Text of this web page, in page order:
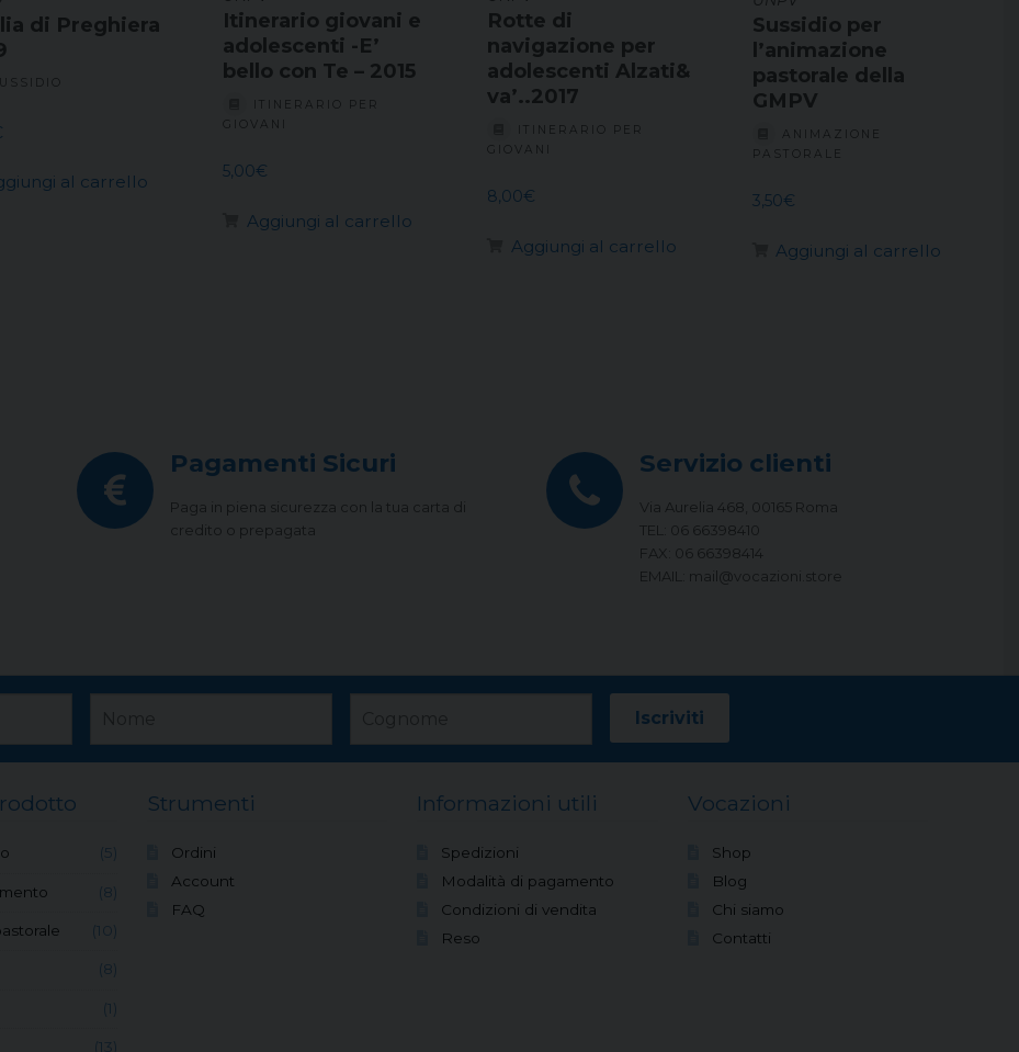
di Preghiera
al carrello
Itinerario giovani e
adolescenti -E’
bello con Te – 2015
ITINERARIO PER
GIOVANI
5,00€
Aggiungi al carrello
Rotte di
navigazione per
adolescenti Alzati&
va’..2017
ITINERARIO PER
GIOVANI
8,00€
Aggiungi al carrello
Sussidio per
l’animazione
pastorale della
GMPV
ANIMAZIONE
PASTORALE
3,50€
Aggiungi al carrello
Pagamenti Sicuri
Paga in piena sicurezza con la tua carta di
credito o prepagata
Servizio clienti
Via Aurelia 468, 00165 Roma
TEL: 06 66398410
FAX: 06 66398414
EMAIL: mail@vocazioni.store
(5)
(8)
(10)
(8)
(1)
(13)
Strumenti
Ordini
Account
FAQ
Informazioni utili
Spedizioni
Modalità di pagamento
Condizioni di vendita
Reso
Vocazioni
Shop
Blog
Chi siamo
Contatti